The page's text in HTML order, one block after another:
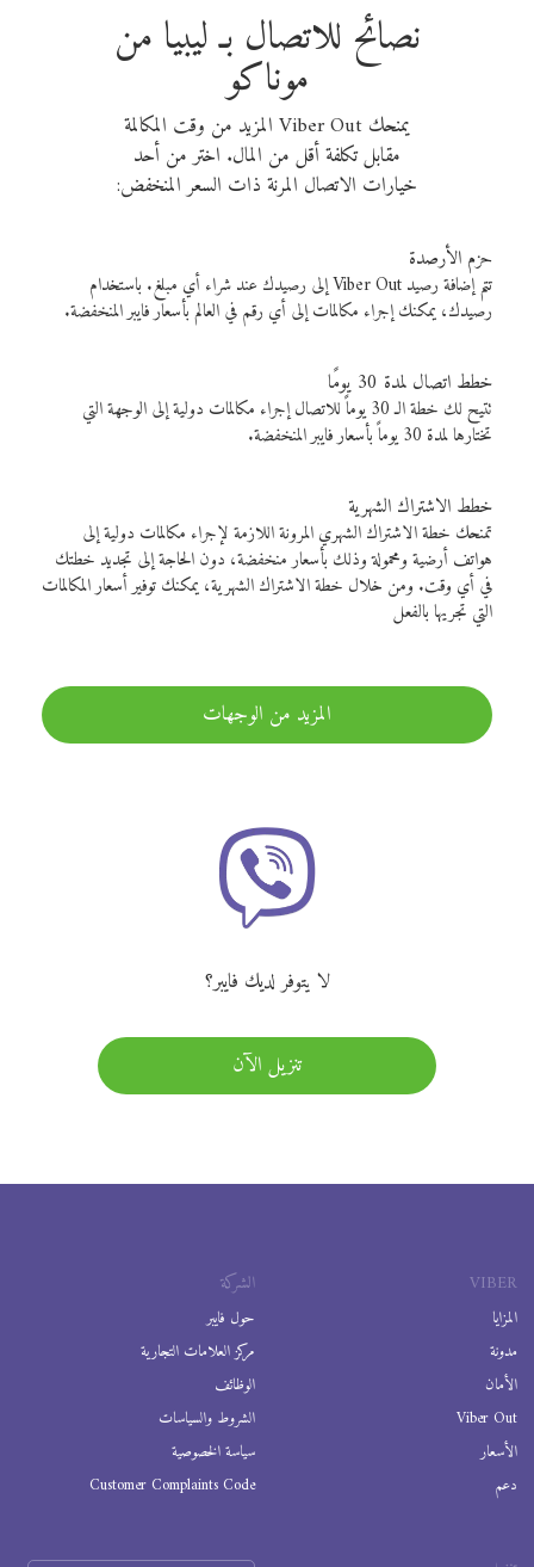
نصائح للاتصال بـ ليبيا من
موناكو
يمنحك Viber Out المزيد من وقت المكالمة
مقابل تكلفة أقل من المال. اختر من أحد
خيارات الاتصال المرنة ذات السعر المنخفض:
حزم الأرصدة
تتم إضافة رصيد Viber Out إلى رصيدك عند شراء أي مبلغ. باستخدام
رصيدك، يمكنك إجراء مكالمات إلى أي رقم في العالم بأسعار فايبر المنخفضة.
خطط اتصال لمدة 30 يومًا
تتيح لك خطة الـ 30 يوماً للاتصال إجراء مكالمات دولية إلى الوجهة التي
تختارها لمدة 30 يوماً بأسعار فايبر المنخفضة.
خطط الاشتراك الشهرية
تمنحك خطة الاشتراك الشهري المرونة اللازمة لإجراء مكالمات دولية إلى
هواتف أرضية ومحمولة وذلك بأسعار منخفضة، دون الحاجة إلى تجديد خطتك
في أي وقت. ومن خلال خطة الاشتراك الشهرية، يمكنك توفير أسعار المكالمات
التي تجريها بالفعل
المزيد من الوجهات
لا يتوفر لديك فايبر؟
تنزيل الآن
VIBER
المزايا
مدونة
الأمان
Viber Out
الأسعار
دعم
الشركة
حول فايبر
مركز العلامات التجارية
الوظائف
الشروط والسياسات
سياسة الخصوصية
Customer Complaints Code